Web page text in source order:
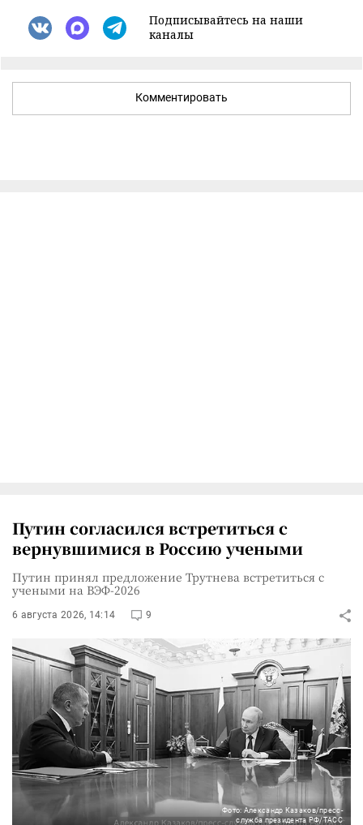
Подписывайтесь на наши
каналы
Комментировать
Путин согласился встретиться с
вернувшимися в Россию учеными
Путин принял предложение Трутнева встретиться с
учеными на ВЭФ-2026
6 августа 2026, 14:14 9
Фото: Александр Казаков/пресс-
служба президента РФ/ТАСС